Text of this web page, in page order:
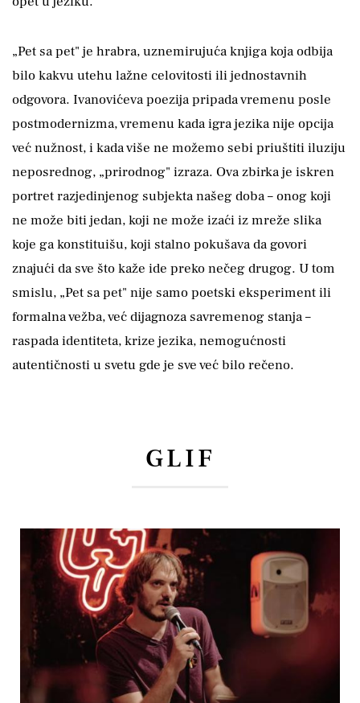
„Pet sa pet" je hrabra, uznemirujuća knjiga koja odbija
bilo kakvu utehu lažne celovitosti ili jednostavnih
odgovora. Ivanovićeva poezija pripada vremenu posle
postmodernizma, vremenu kada igra jezika nije opcija
već nužnost, i kada više ne možemo sebi priuštiti iluziju
neposrednog, „prirodnog" izraza. Ova zbirka je iskren
portret razjedinjenog subjekta našeg doba – onog koji
ne može biti jedan, koji ne može izaći iz mreže slika
koje ga konstituišu, koji stalno pokušava da govori
znajući da sve što kaže ide preko nečeg drugog. U tom
smislu, „Pet sa pet" nije samo poetski eksperiment ili
formalna vežba, već dijagnoza savremenog stanja –
raspada identiteta, krize jezika, nemogućnosti
autentičnosti u svetu gde je sve već bilo rečeno.
GLIF